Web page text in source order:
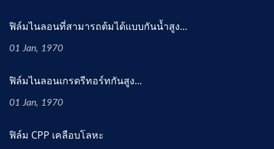
ฟิล์มไนลอนที่สามารถต้มได้แบบกันน้ำสูง...
01 Jan, 1970
ฟิล์มไนลอนเกรดรีทอร์ทกันสูง...
01 Jan, 1970
ฟิล์ม CPP เคลือบโลหะ